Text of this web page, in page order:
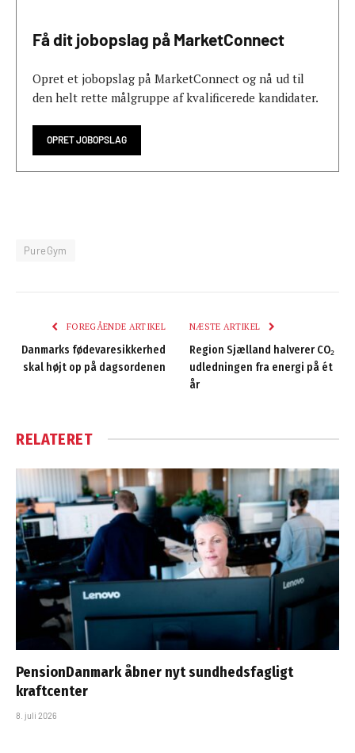
Få dit jobopslag på MarketConnect
Opret et jobopslag på MarketConnect og nå ud til
den helt rette målgruppe af kvalificerede kandidater.
OPRET JOBOPSLAG
PureGym
FOREGÅENDE ARTIKEL
Danmarks fødevaresikkerhed
skal højt op på dagsordenen
NÆSTE ARTIKEL
Region Sjælland halverer CO₂
udledningen fra energi på ét
år
RELATERET
PensionDanmark åbner nyt sundhedsfagligt
kraftcenter
8. juli 2026